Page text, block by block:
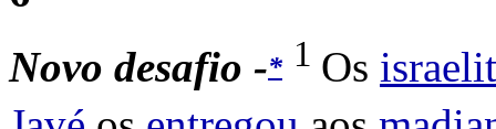
Novo desafio -* 1 Os